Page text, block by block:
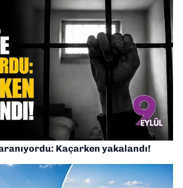
Kaçarken yakalandı!